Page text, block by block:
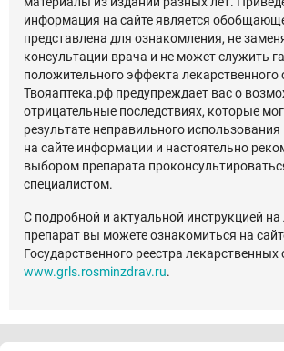
информация на сайте является
представлена для ознакомления, не
консультации врача и не может служить
положительного эффекта лекарственного
Твояаптека.рф предупреждает вас о
отрицательные последствиях, которые
результате неправильного
на сайте информации и настоятельно
выбором препарата
специалистом.
С подробной и актуальной инструкцией
препарат вы можете ознакомиться на
Государственного реестра лекарственных
www.grls.rosminzdrav.ru.